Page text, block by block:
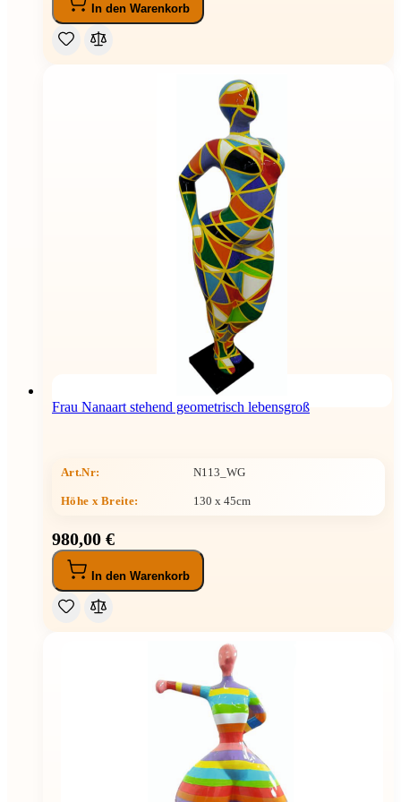
In den Warenkorb
Frau Nanaart stehend geometrisch lebensgroß
Art.Nr: N113_WG
Höhe x Breite: 130 x 45cm
980,00 €
In den Warenkorb